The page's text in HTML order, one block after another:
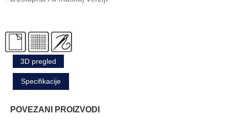
3D pregled
Specifikacije
POVEZANI PROIZVODI